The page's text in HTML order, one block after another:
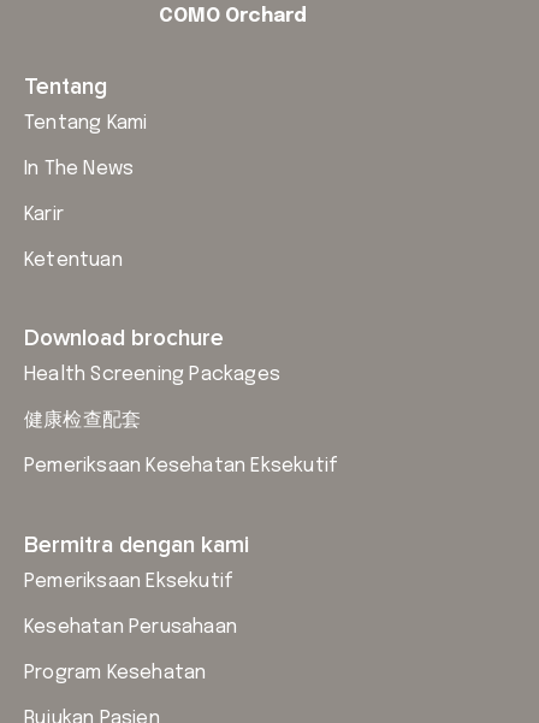
COMO Orchard
Tentang
Tentang Kami
In The News
Karir
Ketentuan
Download brochure
Health Screening Packages
健康检查配套
Pemeriksaan Kesehatan Eksekutif
Bermitra dengan kami
Pemeriksaan Eksekutif
Kesehatan Perusahaan
Program Kesehatan
Rujukan Pasien